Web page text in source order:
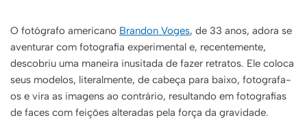
O fotógrafo americano Brandon Voges, de 33 anos, adora se
aventurar com fotografia experimental e, recentemente,
descobriu uma maneira inusitada de fazer retratos. Ele coloca
seus modelos, literalmente, de cabeça para baixo, fotografa-
os e vira as imagens ao contrário, resultando em fotografias
de faces com feições alteradas pela força da gravidade.